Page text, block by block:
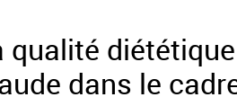
qualité
dans le